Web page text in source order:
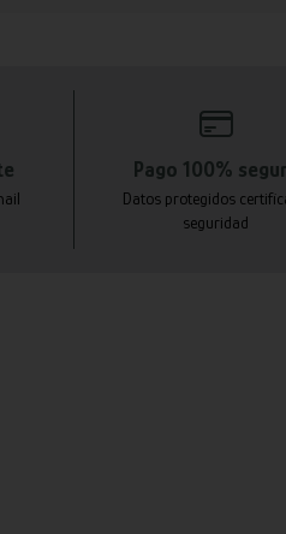
Pago 100%
Datos protegidos
seguridad